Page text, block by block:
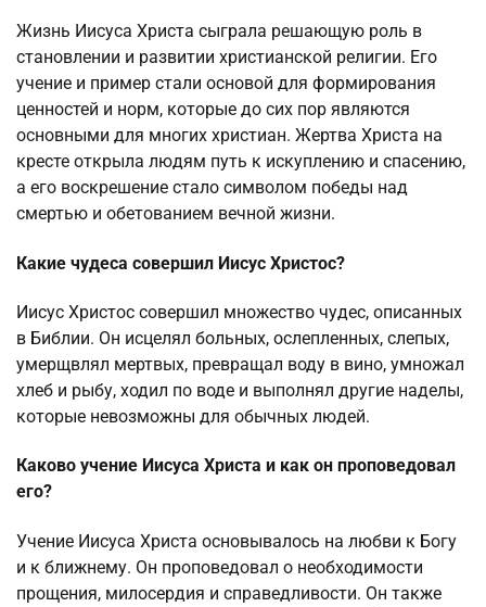
Жизнь Иисуса Христа сыграла решающую роль в
становлении и развитии христианской религии. Его
учение и пример стали основой для формирования
ценностей и норм, которые до сих пор являются
основными для многих христиан. Жертва Христа на
кресте открыла людям путь к искуплению и спасению,
а его воскрешение стало символом победы над
смертью и обетованием вечной жизни.
Какие чудеса совершил Иисус Христос?
Иисус Христос совершил множество чудес, описанных
в Библии. Он исцелял больных, ослепленных, слепых,
умерщвлял мертвых, превращал воду в вино, умножал
хлеб и рыбу, ходил по воде и выполнял другие наделы,
которые невозможны для обычных людей.
Каково учение Иисуса Христа и как он проповедовал
его?
Учение Иисуса Христа основывалось на любви к Богу
и к ближнему. Он проповедовал о необходимости
прощения, милосердия и справедливости. Он также